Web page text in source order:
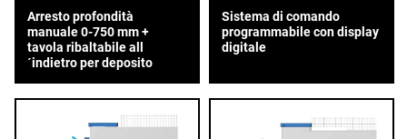
Arresto profondità
manuale 0-750 mm +
tavola ribaltabile all
´indietro per deposito
Sistema di comando
programmabile con display
digitale